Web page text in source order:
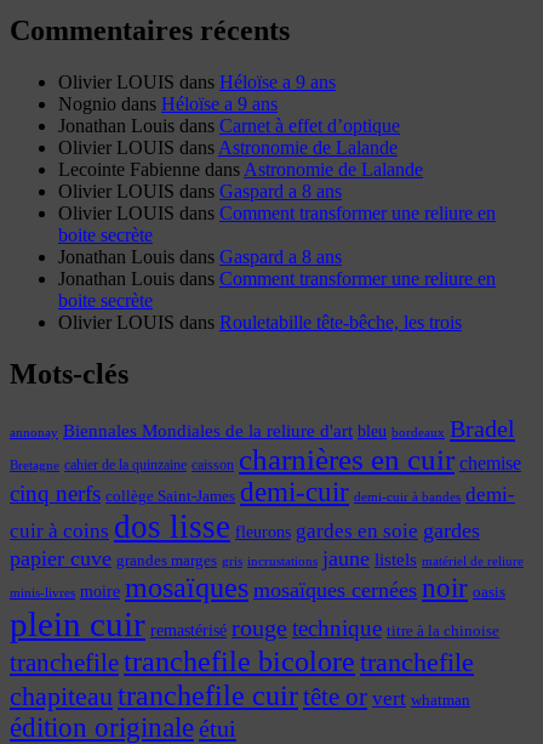
Commentaires récents
Olivier LOUIS dans Héloïse a 9 ans
Nognio dans Héloïse a 9 ans
Jonathan Louis dans Carnet à effet d’optique
Olivier LOUIS dans Astronomie de Lalande
Lecointe Fabienne dans Astronomie de Lalande
Olivier LOUIS dans Gaspard a 8 ans
Olivier LOUIS dans Comment transformer une reliure en
boite secrète
Jonathan Louis dans Gaspard a 8 ans
Jonathan Louis dans Comment transformer une reliure en
boite secrète
Olivier LOUIS dans Rouletabille tête-bêche, les trois
Mots-clés
annonay Biennales Mondiales de la reliure d'art bleu bordeaux Bradel
Bretagne cahier de la quinzaine caisson charnières en cuir chemise
cinq nerfs collège Saint-James demi-cuir demi-cuir à bandes demi-
cuir à coins dos lisse fleurons gardes en soie gardes
papier cuve grandes marges gris incrustations jaune listels matériel de reliure
minis-livres moire mosaïques mosaïques cernées noir oasis
plein cuir remastérisé rougetechnique titre à la chinoise
tranchefiletranchefile bicolore tranchefile
chapiteau tranchefile cuirtête or vert whatman
édition originaleétui